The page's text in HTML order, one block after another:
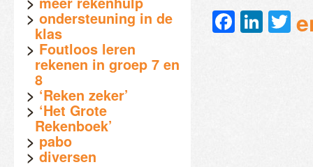
ondersteuning in de
klas
Foutloos leren
rekenen in groep 7 en
8
‘Reken zeker’
‘Het Grote
Rekenboek’
pabo
diversen